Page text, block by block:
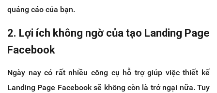
quảng cáo của bạn.
2. Lợi ích không ngờ của tạo Landing Page
Facebook
Ngày nay có rất nhiều công cụ hỗ trợ giúp việc thiết kế
Landing Page Facebook sẽ không còn là trở ngại nữa. Tuy